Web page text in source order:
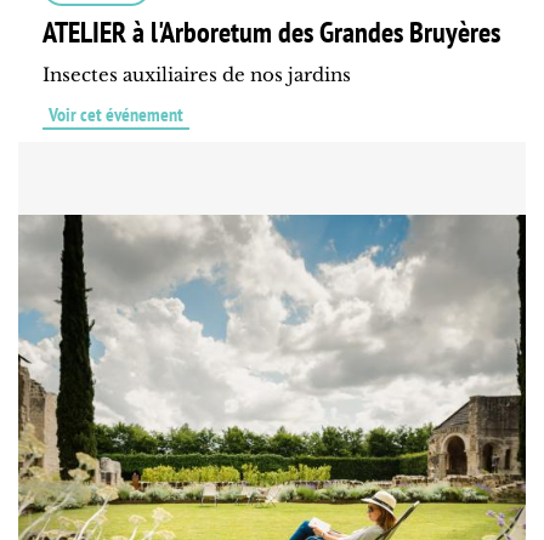
ATELIER à l'Arboretum des Grandes Bruyères
Insectes auxiliaires de nos jardins
Voir cet événement